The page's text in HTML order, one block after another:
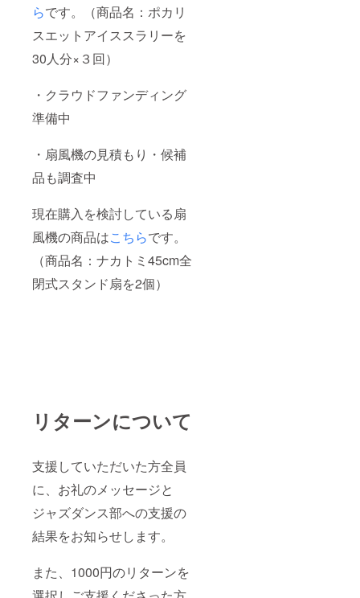
らです。（商品名：ポカリ
スエットアイススラリーを
30人分×３回）
・クラウドファンディング
準備中
・扇風機の見積もり・候補
品も調査中
現在購入を検討している扇
風機の商品はこちらです。
（商品名：ナカトミ45cm全
閉式スタンド扇を2個）
リターンについて
支援していただいた方全員
に、お礼のメッセージと
ジャズダンス部への支援の
結果をお知らせします。
また、1000円のリターンを